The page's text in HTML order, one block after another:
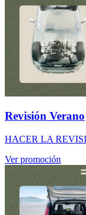
Revisión Verano
HACER LA
Ver promoción